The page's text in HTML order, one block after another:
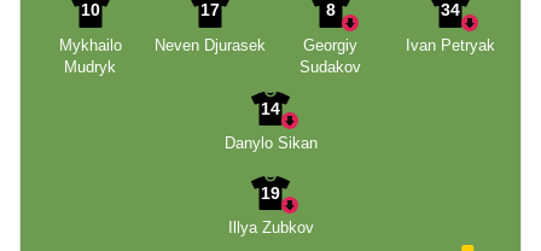
10
Mykhailo
Mudryk
17
Neven Djurasek
8
Georgiy
Sudakov
34
Ivan Petryak
14
Danylo Sikan
19
Illya Zubkov